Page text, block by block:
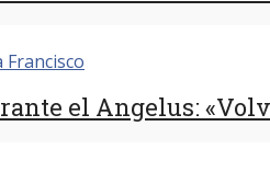
Francisco
el Angelus: